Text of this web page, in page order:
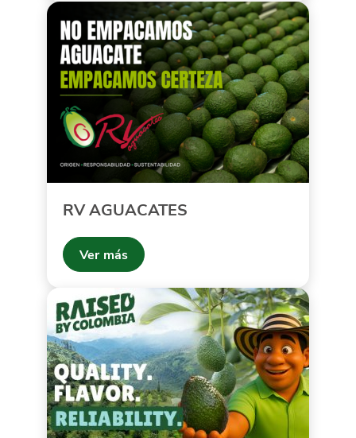
RV AGUACATES
Ver más